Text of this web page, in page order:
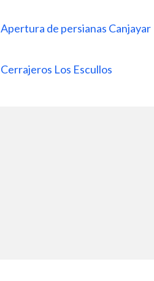
Apertura de persianas Canjayar
Cerrajeros Los Escullos